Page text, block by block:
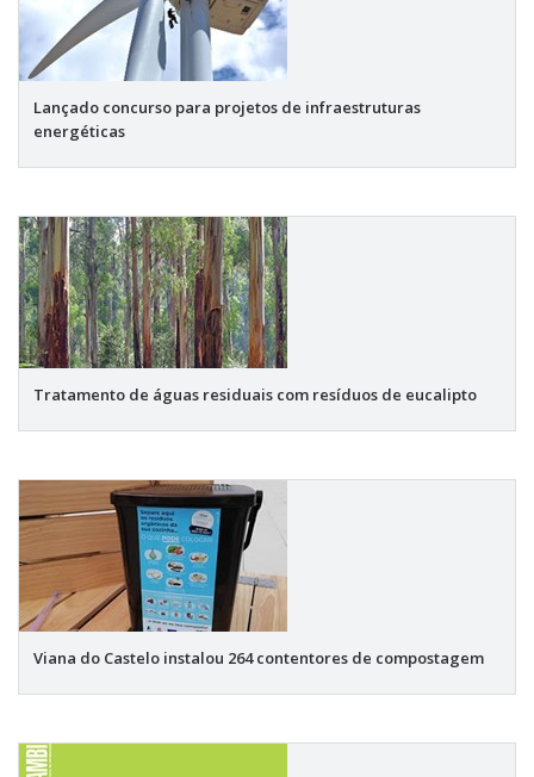
Lançado concurso para projetos de infraestruturas
energéticas
Tratamento de águas residuais com resíduos de eucalipto
Viana do Castelo instalou 264 contentores de compostagem